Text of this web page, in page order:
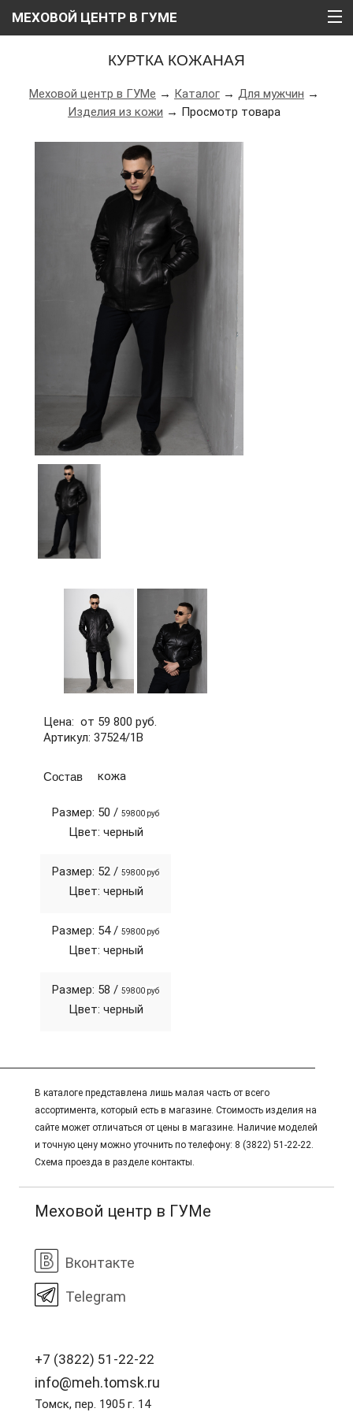
МЕХОВОЙ ЦЕНТР В ГУМЕ
КАТАЛОГ
РАССРОЧКА
КУРТКА КОЖАНАЯ
Меховой центр в ГУМе → Каталог → Для мужчин →
Изделия из кожи → Просмотр товара
Цена: от 59 800 руб.
Артикул: 37524/1В
Состав кожа
Размер: 50 / 59800 руб
Цвет: черный
Размер: 52 / 59800 руб
Цвет: черный
Размер: 54 / 59800 руб
Цвет: черный
Размер: 58 / 59800 руб
Цвет: черный
В каталоге представлена лишь малая часть от всего
ассортимента, который есть в магазине. Стоимость изделия на
сайте может отличаться от цены в магазине. Наличие моделей
и точную цену можно уточнить по телефону: 8 (3822) 51-22-22.
Схема проезда в разделе контакты.
Меховой центр в ГУМе
Вконтакте
Telegram
+7 (3822) 51-22-22
info@meh.tomsk.ru
Томск, пер. 1905 г. 14